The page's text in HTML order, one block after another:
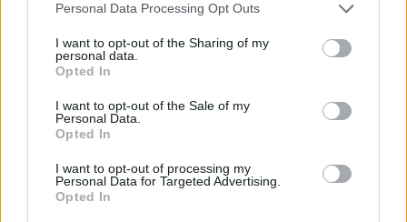
Personal Data Processing Opt Outs
I want to opt-out of the Sharing of my
personal data.
Opted In
I want to opt-out of the Sale of my
Personal Data.
Opted In
I want to opt-out of processing my
Personal Data for Targeted Advertising.
Opted In